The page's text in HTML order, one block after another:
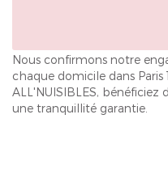
Nous confirmons notre
chaque domicile dans Paris
ALL'NUISIBLES, bénéficiez
une tranquillité garantie.